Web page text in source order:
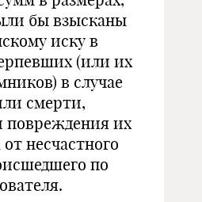
бы взысканы
иску в
(или их
в случае
смерти,
повреждения их
несчастного
по